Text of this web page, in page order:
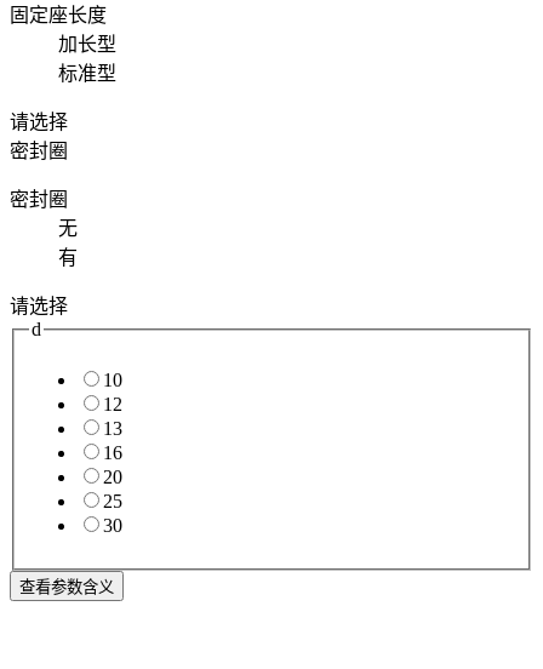
固定座长度
加长型
标准型
请选择
密封圈
密封圈
无
有
请选择
d
10
12
13
16
20
25
30
查看参数含义